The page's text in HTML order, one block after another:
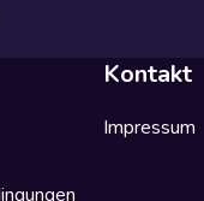
Kontakt
Impressum